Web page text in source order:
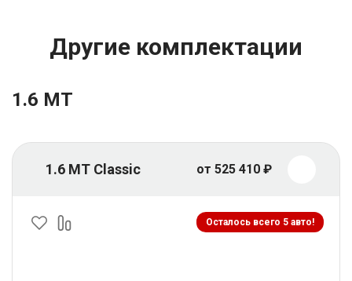
Другие комплектации
1.6 MT
1.6 MT Classic от 525 410 ₽
Осталось всего 5 авто!